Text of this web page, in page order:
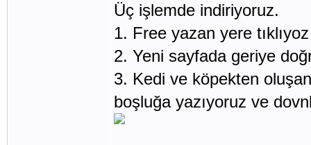
Üç işlemde indiriyoruz.
1. Free yazan yere tıklıyoz
2. Yeni sayfada geriye
3. Kedi ve köpekten
boşluğa yazıyoruz ve